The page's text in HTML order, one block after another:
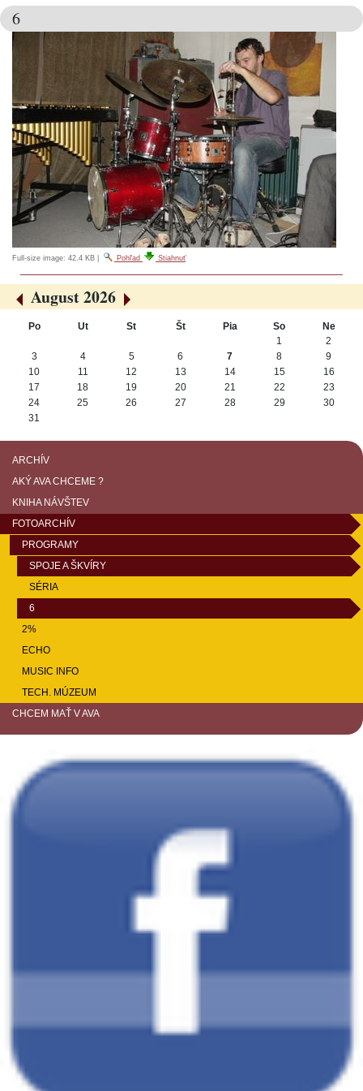
6
Full-size image: 42.4 KB Pohľad Stiahnuť
«
August 2026
»
Po Ut St Št Pia So
Ne
1
2
3
4 5 6 7 8
9
10
11 12 13 14 15
16
17
18 19 20 21 22
23
24
25 26 27 28 29
30
31
ARCHÍV
AKÝ AVA CHCEME ?
KNIHA NÁVŠTEV
FOTOARCHÍV
PROGRAMY
SPOJE A ŠKVÍRY
SÉRIA
6
2%
ECHO
MUSIC INFO
TECH. MÚZEUM
CHCEM MAŤ V AVA